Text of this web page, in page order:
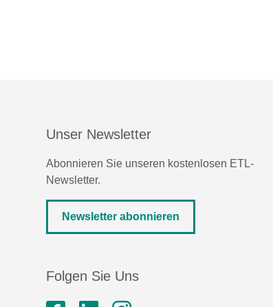
Unser Newsletter
Abonnieren Sie unseren kostenlosen ETL-
Newsletter.
Newsletter abonnieren
Folgen Sie Uns